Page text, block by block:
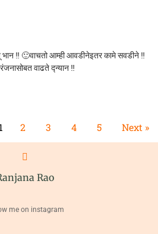
‼️ 🙂वाचतो आम्ही आवडीनेइतर कामे सवडीने ‼️
वाढते द्न्यान ‼️
1 2 3 4 5 Next »
Rao
me on instagram